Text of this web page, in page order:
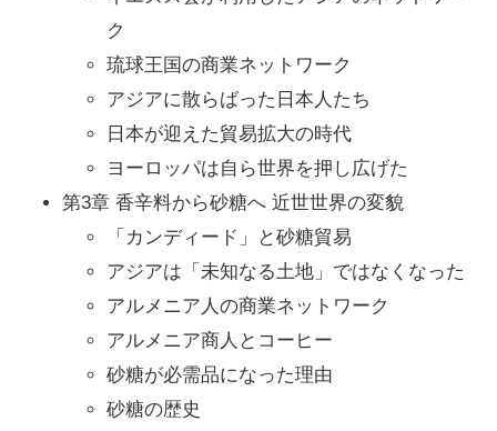
ク
琉球王国の商業ネットワーク
アジアに散らばった日本人たち
日本が迎えた貿易拡大の時代
ヨーロッパは自ら世界を押し広げた
第3章 香辛料から砂糖へ 近世世界の変貌
「カンディード」と砂糖貿易
アジアは「未知なる土地」ではなくなった
アルメニア人の商業ネットワーク
アルメニア商人とコーヒー
砂糖が必需品になった理由
砂糖の歴史